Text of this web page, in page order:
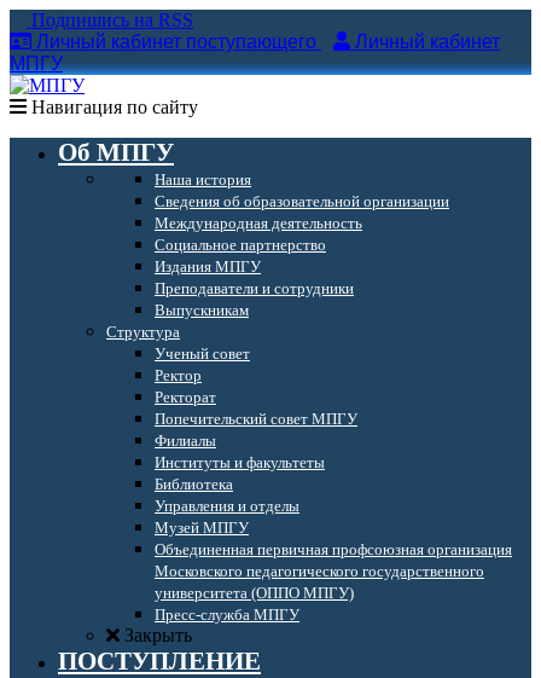
Подпишись на RSS
Личный кабинет поступающего
Личный кабинет
МПГУ
Навигация по сайту
Об МПГУ
Наша история
Сведения об образовательной организации
Международная деятельность
Социальное партнерство
Издания МПГУ
Преподаватели и сотрудники
Выпускникам
Структура
Ученый совет
Ректор
Ректорат
Попечительский совет МПГУ
Филиалы
Институты и факультеты
Библиотека
Управления и отделы
Музей МПГУ
Объединенная первичная профсоюзная организация
Московского педагогического государственного
университета (ОППО МПГУ)
Пресс-служба МПГУ
Закрыть
ПОСТУПЛЕНИЕ